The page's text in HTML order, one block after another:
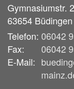
Gymnasiumstr.
63654 Büdingen
Telefon: 06042
Fax:
06042
E-Mail: